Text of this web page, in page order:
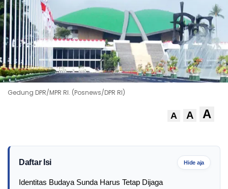
Gedung DPR/MPR RI. (Posnews/DPR RI)
A A A
Daftar Isi Hide aja
Identitas Budaya Sunda Harus Tetap Dijaga